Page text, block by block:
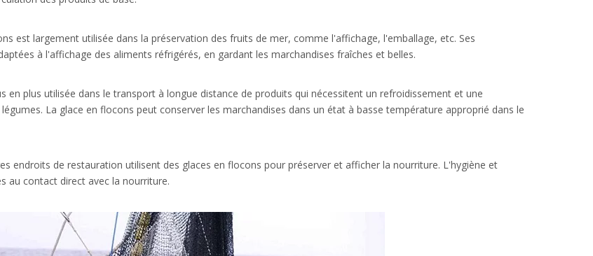
est largement utilisée dans la préservation des fruits de mer, comme l'affichage, l'emballage, etc. Ses
à l'affichage des aliments réfrigérés, en gardant les marchandises fraîches et belles.
en plus utilisée dans le transport à longue distance de produits qui nécessitent un refroidissement et une
La glace en flocons peut conserver les marchandises dans un état à basse température approprié dans le
endroits de restauration utilisent des glaces en flocons pour préserver et afficher la nourriture. L'hygiène et
au contact direct avec la nourriture.